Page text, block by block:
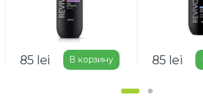
85 lei В корзину 85 lei